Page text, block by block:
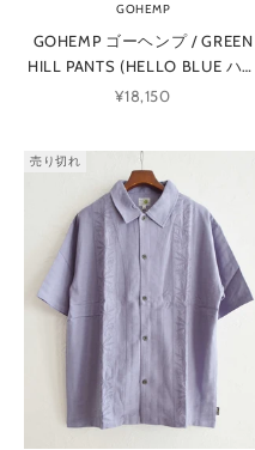
GOHEMP
GOHEMP ゴーヘンプ / GREEN
HILL PANTS (HELLO BLUE ハロ
ーブルー)
セール価格
¥18,150
売り切れ